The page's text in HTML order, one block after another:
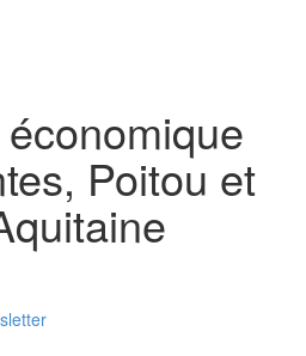
Poitou et